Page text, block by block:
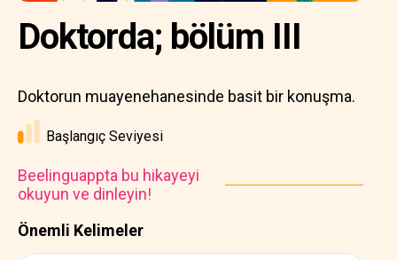
Önemli Kelimeler
Doktorda; bölüm III
Doktorun muayenehanesinde basit bir konuşma.
Başlangıç Seviyesi
Beelinguappta bu hikayeyi
okuyun ve dinleyin!